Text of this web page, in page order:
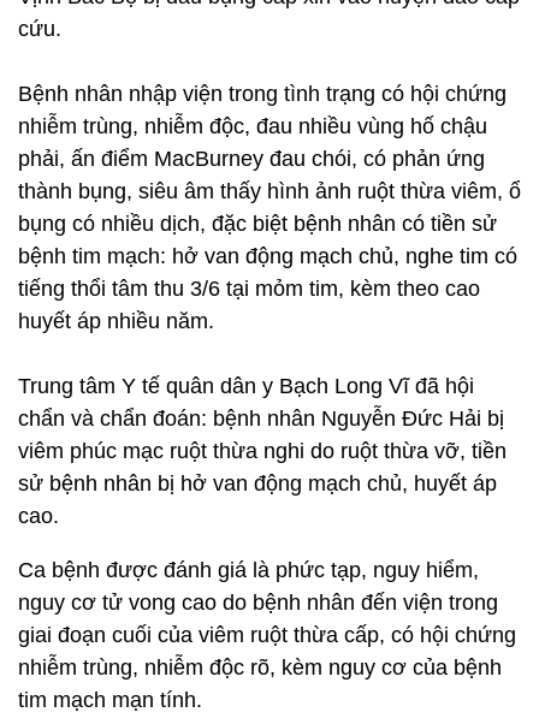
cứu.
Bệnh nhân nhập viện trong tình trạng có hội chứng
nhiễm trùng, nhiễm độc, đau nhiều vùng hố chậu
phải, ấn điểm MacBurney đau chói, có phản ứng
thành bụng, siêu âm thấy hình ảnh ruột thừa viêm, ổ
bụng có nhiều dịch, đặc biệt bệnh nhân có tiền sử
bệnh tim mạch: hở van động mạch chủ, nghe tim có
tiếng thổi tâm thu 3/6 tại mỏm tim, kèm theo cao
huyết áp nhiều năm.
Trung tâm Y tế quân dân y Bạch Long Vĩ đã hội
chẩn và chẩn đoán: bệnh nhân Nguyễn Đức Hải bị
viêm phúc mạc ruột thừa nghi do ruột thừa vỡ, tiền
sử bệnh nhân bị hở van động mạch chủ, huyết áp
cao.
Ca bệnh được đánh giá là phức tạp, nguy hiểm,
nguy cơ tử vong cao do bệnh nhân đến viện trong
giai đoạn cuối của viêm ruột thừa cấp, có hội chứng
nhiễm trùng, nhiễm độc rõ, kèm nguy cơ của bệnh
tim mạch mạn tính.